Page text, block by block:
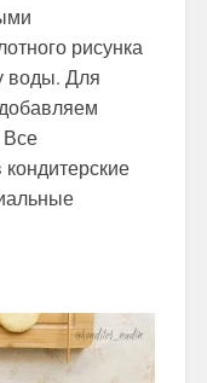
рисунка
воды. Для
Все